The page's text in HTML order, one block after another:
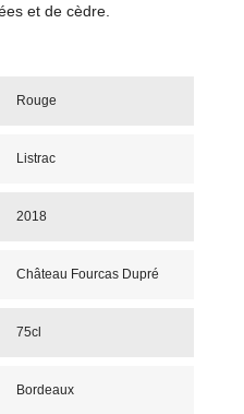
et de cèdre.
Rouge
Listrac
2018
Château Fourcas Dupré
75cl
Bordeaux